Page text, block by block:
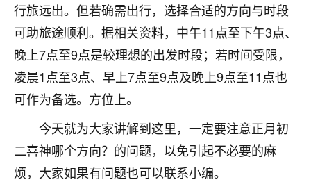
行旅远出。但若确需出行，选择合适的方向与时段
可助旅途顺利。据相关资料，中午11点至下午3点、
晚上7点至9点是较理想的出发时段；若时间受限，
凌晨1点至3点、早上7点至9点及晚上9点至11点也
可作为备选。方位上。
今天就为大家讲解到这里，一定要注意正月初
二喜神哪个方向？的问题，以免引起不必要的麻
烦，大家如果有问题也可以联系小编。
优秀的张同学
老师收徒吗？？我对这些很感兴趣
2天前 来自山西 15